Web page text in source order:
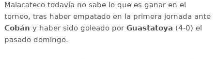
Malacateco todavía no sabe lo que es ganar en el
torneo, tras haber empatado en la primera jornada ante
Cobán y haber sido goleado por Guastatoya (4-0) el
pasado domingo.